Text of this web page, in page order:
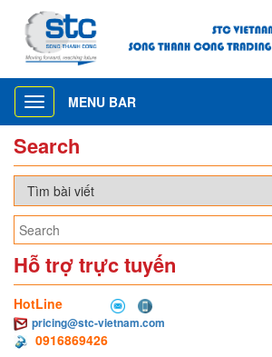
Toggle
navigation
MENU BAR
Search
Hỗ trợ trực tuyến
HotLine
pricing@stc-vietnam.com
0916869426